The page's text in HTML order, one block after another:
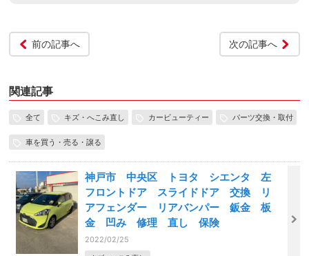
前の記事へ 次の記事へ
関連記事
全て キズ・へこみ直し カービューティー パーツ交換・取付
車を買う・売る・譲る
神戸市 中央区 トヨタ シエンタ 左
フロントドア スライドドア 交換 リ
アフェンダー リアバンパー 鈑金 板
金 凹み 修理 直し 保険
2022/02/25